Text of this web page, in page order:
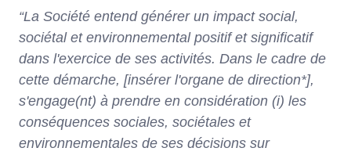
“La Société entend générer un impact social,
sociétal et environnemental positif et significatif
dans l'exercice de ses activités. Dans le cadre de
cette démarche, [insérer l'organe de direction*],
s'engage(nt) à prendre en considération (i) les
conséquences sociales, sociétales et
environnementales de ses décisions sur